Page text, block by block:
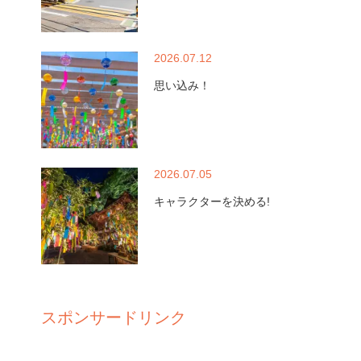
2026.07.12
思い込み！
2026.07.05
キャラクターを決める!
スポンサードリンク